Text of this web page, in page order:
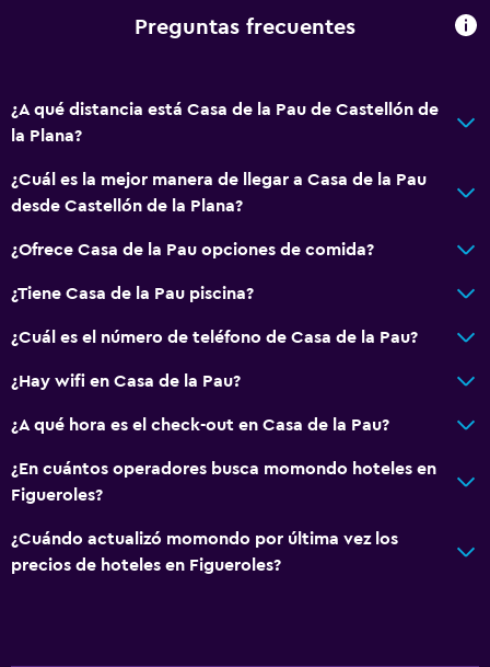
Preguntas frecuentes
¿A qué distancia está Casa de la Pau de Castellón de
la Plana?
¿Cuál es la mejor manera de llegar a Casa de la Pau
desde Castellón de la Plana?
¿Ofrece Casa de la Pau opciones de comida?
¿Tiene Casa de la Pau piscina?
¿Cuál es el número de teléfono de Casa de la Pau?
¿Hay wifi en Casa de la Pau?
¿A qué hora es el check-out en Casa de la Pau?
¿En cuántos operadores busca momondo hoteles en
Figueroles?
¿Cuándo actualizó momondo por última vez los
precios de hoteles en Figueroles?